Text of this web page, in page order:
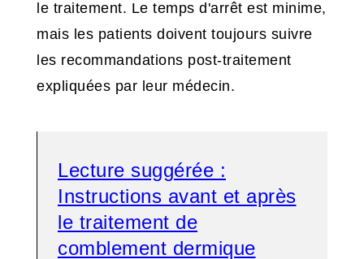
le traitement. Le temps d'arrêt est minime,
mais les patients doivent toujours suivre
les recommandations post-traitement
expliquées par leur médecin.
Lecture suggérée :
Instructions avant et après
le traitement de
comblement dermique